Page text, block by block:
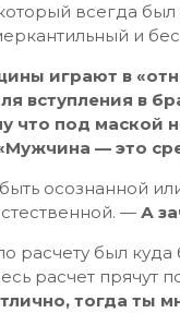
всегда
и
играют в
вступления в
что под маской
— это
осознанной
— А
расчету был
расчет прячут
тогда ты